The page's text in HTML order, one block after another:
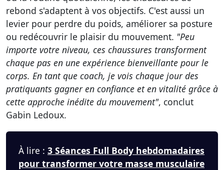
rebond s'adaptent à vos objectifs. C'est aussi un
levier pour perdre du poids, améliorer sa posture
ou redécouvrir le plaisir du mouvement. "Peu
importe votre niveau, ces chaussures transforment
chaque pas en une expérience bienveillante pour le
corps. En tant que coach, je vois chaque jour des
pratiquants gagner en confiance et en vitalité grâce à
cette approche inédite du mouvement", conclut
Gabin Ledoux.
À lire : 3 Séances Full Body hebdomadaires
pour transformer votre masse musculaire